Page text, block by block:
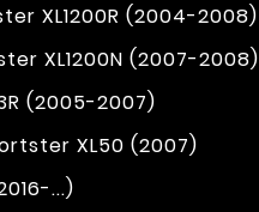
XL1200R (2004-2008)
XL1200N (2007-2008)
(2005-2007)
XL50 (2007)
...)